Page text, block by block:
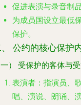
促进表演与录音制
为成员国设立最低
保护。
公约的核心保护
） 受保护的客体与受
表演者 ：指演员、
唱、演说、朗诵、